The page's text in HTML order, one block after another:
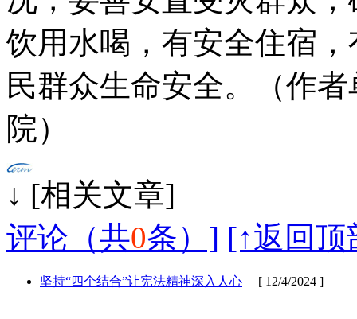
饮用水喝，有安全住宿
民群众生命安全。（作
院）
↓ [相
评论（共0条）] [↑返回顶
坚持“四个结合”让宪法精神深入人心 [ 12/4/2024 ]